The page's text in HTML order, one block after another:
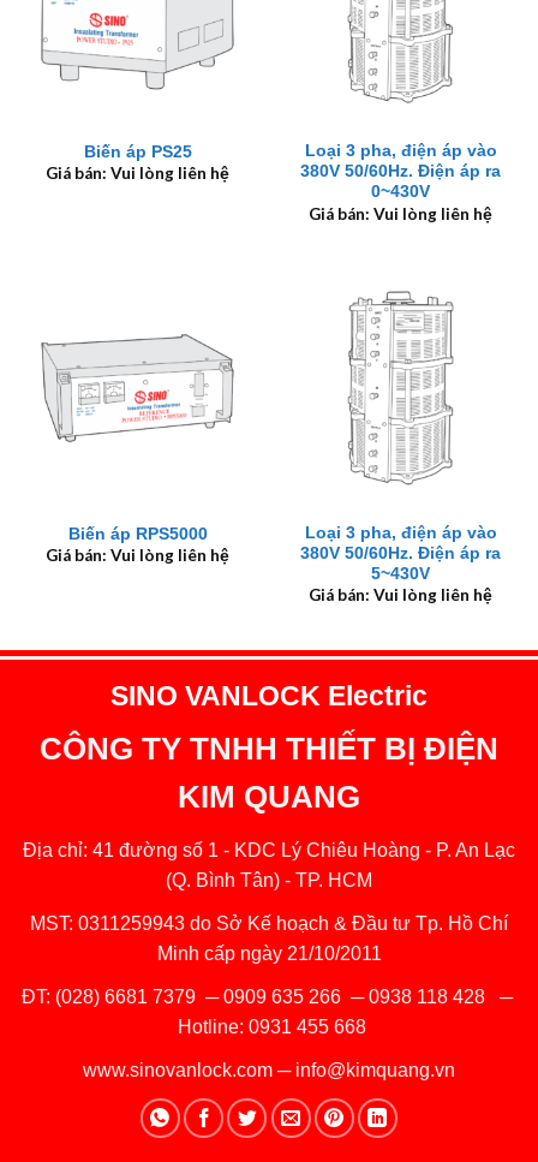
Biến áp PS25
Giá bán: Vui lòng liên hệ
Loại 3 pha, điện áp vào
380V 50/60Hz. Điện áp ra
0~430V
Giá bán: Vui lòng liên hệ
Biến áp RPS5000
Giá bán: Vui lòng liên hệ
Loại 3 pha, điện áp vào
380V 50/60Hz. Điện áp ra
5~430V
Giá bán: Vui lòng liên hệ
SINO VANLOCK Electric
CÔNG TY TNHH THIẾT BỊ ĐIỆN
KIM QUANG
Địa chỉ: 41 đường số 1 - KDC Lý Chiêu Hoàng - P. An Lạc
(Q. Bình Tân) - TP. HCM
MST: 0311259943 do Sở Kế hoạch & Đầu tư Tp. Hồ Chí
Minh cấp ngày 21/10/2011
ĐT: (028) 6681 7379 ─0909 635 266─0938 118 428─
Hotline: 0931 455 668
www.sinovanlock.com ─ info@kimquang.vn